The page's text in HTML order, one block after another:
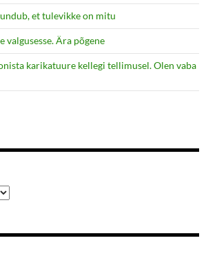
et tulevikke on mitu
valgusesse. Ära põgene
karikatuure kellegi tellimusel. Olen vaba